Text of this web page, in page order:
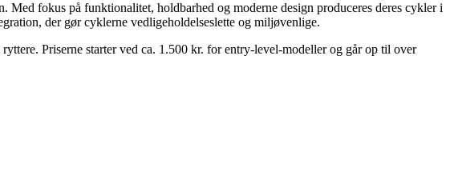
fokus på funktionalitet, holdbarhed og moderne design produceres deres cykler i
der gør cyklerne vedligeholdelseslette og miljøvenlige.
Priserne starter ved ca. 1.500 kr. for entry-level-modeller og går op til over